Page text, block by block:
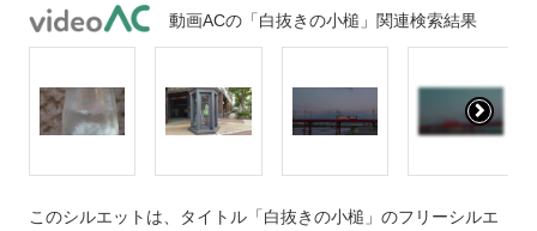
動画ACの「白抜きの小槌」関連検索結果
このシルエットは、タイトル「白抜きの小槌」のフリーシルエ